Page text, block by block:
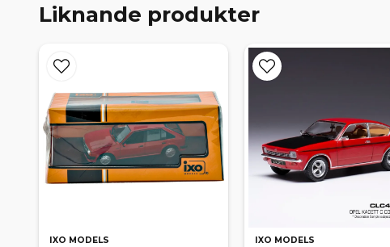
Liknande produkter
IXO MODELS IXO MODELS